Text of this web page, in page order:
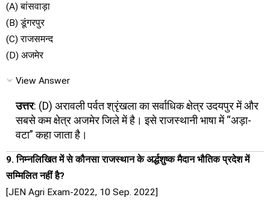
(A) बांसवाड़ा
(B) डूंगरपुर
(C) राजसमन्द
(D) अजमेर
View Answer
उत्तर: (D) अरावली पर्वत श्रृंखला का सर्वाधिक क्षेत्र उदयपुर में और
सबसे कम क्षेत्र अजमेर जिले में है। इसे राजस्थानी भाषा में “अड़ा-
वटा” कहा जाता है।
9. निम्नलिखित में से कौनसा राजस्थान के अर्द्धशुष्क मैदान भौतिक प्रदेश में
सम्मिलित नहीं है?
[JEN Agri Exam-2022, 10 Sep. 2022]